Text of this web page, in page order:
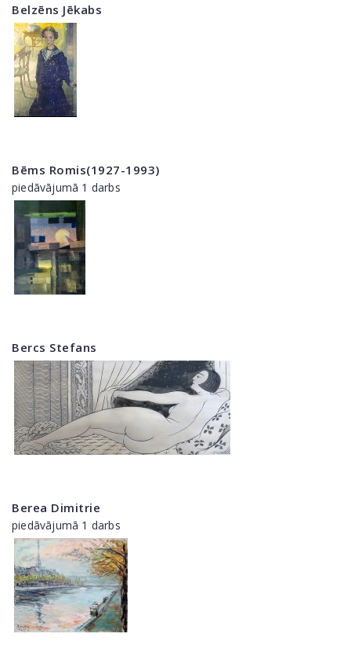
Belzēns Jēkabs
Bēms Romis(1927-1993)
piedāvājumā 1 darbs
Bercs Stefans
Berea Dimitrie
piedāvājumā 1 darbs